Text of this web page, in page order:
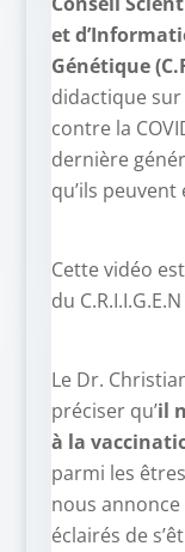
et
Génétique
didactique
contre la
dernière
qu’ils
Cette vidéo
du C.R.I.I.G.E.N
Le Dr.
préciser qu’il
à la
parmi les
nous
éclairés de